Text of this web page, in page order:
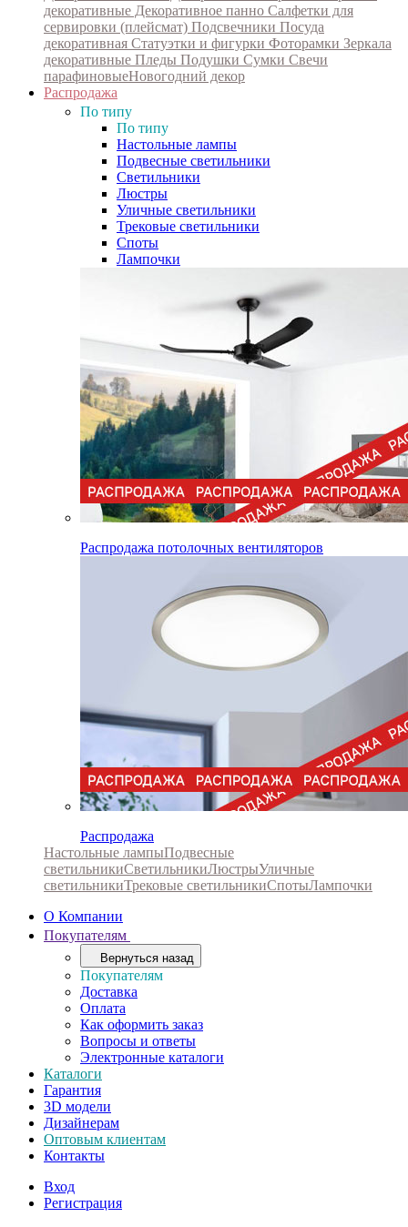
декоративные Декоративное панно Салфетки для
сервировки (плейсмат) Подсвечники Посуда
декоративная Статуэтки и фигурки Фоторамки Зеркала
декоративные Пледы Подушки Сумки Свечи
парафиновыеНовогодний декор
Распродажа
По типу
По типу
Настольные лампы
Подвесные светильники
Светильники
Люстры
Уличные светильники
Трековые светильники
Споты
Лампочки
Распродажа потолочных вентиляторов
Распродажа
Настольные лампыПодвесные
светильникиСветильникиЛюстрыУличные
светильникиТрековые светильникиСпотыЛампочки
О Компании
Покупателям
Вернуться назад
Покупателям
Доставка
Оплата
Как оформить заказ
Вопросы и ответы
Электронные каталоги
Каталоги
Гарантия
3D модели
Дизайнерам
Оптовым клиентам
Контакты
Вход
Регистрация